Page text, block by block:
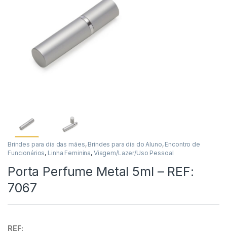
Brindes para dia das mães, Brindes para dia do Aluno, Encontro de
Funcionários, Linha Feminina, Viagem/Lazer/Uso Pessoal
Porta Perfume Metal 5ml – REF:
7067
REF: